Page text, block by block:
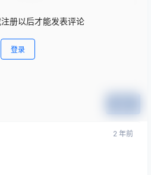
册以后才能发表评论
登录
2 年前